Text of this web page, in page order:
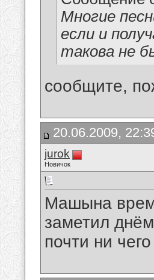
Многие
если и
такова не
сообщите,
20.06.2009,
jurok
Новичок
Машына
заметил
почти ни